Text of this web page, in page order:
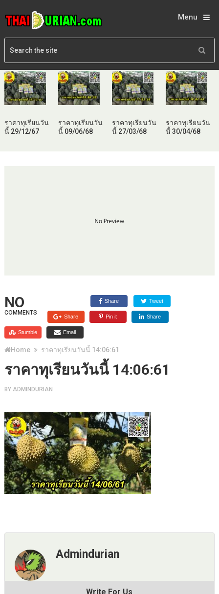
Menu
ราคาทุเรียนวัน
นี้ 29/12/67
ราคาทุเรียนวัน
นี้ 09/06/68
ราคาทุเรียนวัน
นี้ 27/03/68
ราคาทุเรียนวัน
นี้ 30/04/68
NO
COMMENTS
Share Tweet
Share Pin it Share
Stumble Email
Home ราคาทุเรียนวันนี้ 14:06:61
ราคาทุเรียนวันนี้ 14:06:61
BY ADMINDURIAN
Admindurian
Write For Us